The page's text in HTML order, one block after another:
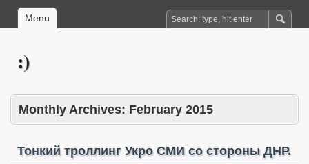
Menu
:)
Monthly Archives: February 2015
Тонкий троллинг Укро СМИ со стороны ДНР.